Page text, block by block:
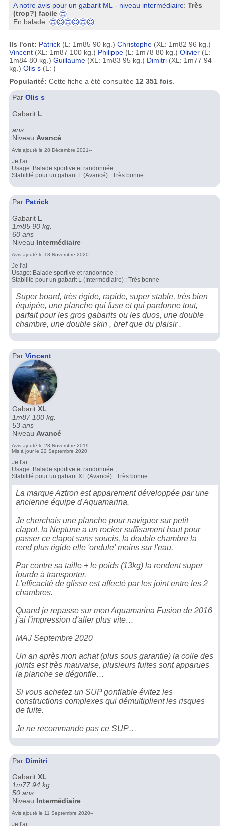
A notre avis pour un gabarit ML - niveau intermédiaire:Très
(trop?) facile
En balade:
Ils l'ont: Patrick(L: 1m85 90 kg.) Christophe(XL: 1m82 96 kg.)
Vincent(XL: 1m87 100 kg.) Philippe(L: 1m78 80 kg.) Olivier(L:
1m84 80 kg.) Guillaume(XL: 1m83 95 kg.) Dimitri(XL: 1m77 94
kg.) Olis s(L: )
Popularité: Cette fiche a été consultée 12 351 fois
Par Olis s
Gabarit L
ans
Niveau Avancé
Avis ajouté le 28 Décembre 2021--
Je l'ai
Usage: Balade sportive et randonnée ;
Stabilité pour un gabarit L (Avancé) : Très bonne
Par Patrick
Gabarit L
1m85 90 kg.
60 ans
Niveau Intermédiaire
Avis ajouté le 18 Novembre 2020--
Je l'ai
Usage: Balade sportive et randonnée ;
Stabilité pour un gabarit L (Intermédiaire) : Très bonne
Super board, très rigide, rapide, super stable, très bien
équipée, une planche qui fuse et qui pardonne tout,
parfait pour les gros gabarits ou les duos, une double
chambre, une double skin , bref que du plaisir .
Par Vincent
Gabarit XL
1m87 100 kg.
53 ans
Niveau Avancé
Avis ajouté le 28 Novembre 2019
Mis à jour le 22 Septembre 2020
Je l'ai
Usage: Balade sportive et randonnée ;
Stabilité pour un gabarit XL (Avancé) : Très bonne
La marque Aztron est apparement développée par une
ancienne équipe d'Aquamarina.
Je cherchais une planche pour naviguer sur petit
clapot, la Neptune a un rocker suffisament haut pour
passer ce clapot sans soucis, la double chambre la
rend plus rigide elle 'ondule' moins sur l'eau.
Par contre sa taille + le poids (13kg) la rendent super
lourde à transporter.
L'efficacité de glisse est affecté par les joint entre les 2
chambres.
Quand je repasse sur mon Aquamarina Fusion de 2016
j'ai l'impression d'aller plus vite…
MAJ Septembre 2020
Un an après mon achat (plus sous garantie) la colle des
joints est très mauvaise, plusieurs fuites sont apparues
la planche se dégonfle…
Si vous achetez un SUP gonflable évitez les
constructions complexes qui démultiplient les risques
de fuite.
Je ne recommande pas ce SUP…
Par Dimitri
Gabarit XL
1m77 94 kg.
50 ans
Niveau Intermédiaire
Avis ajouté le 11 Septembre 2020--
Je l'ai